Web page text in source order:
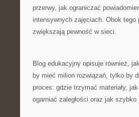
przerwy, jak ograniczać
intensywnych zajęciach. Obok
zwiększają pewność w sieci.
Blog edukacyjny opisuje również,
by mieć milion rozwiązań, tylko by
proces: gdzie trzymać materiały,
ogarniać zaległości oraz jak